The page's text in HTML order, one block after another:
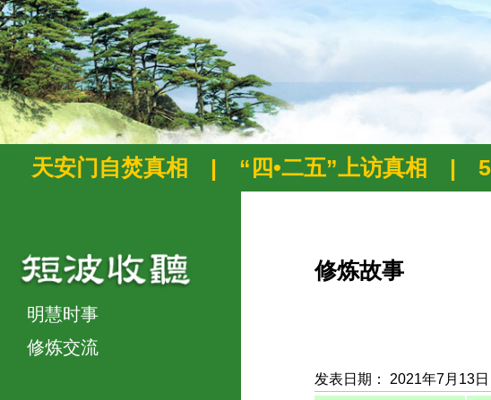
天安门自焚真相 | “四•二五”上访真相 |
明慧时事
修炼交流
修炼故事
发表日期： 2021年7月13日